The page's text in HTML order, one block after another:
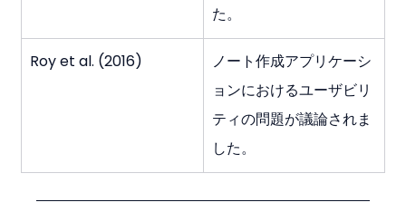
た。
Roy et al. (2016)
ノート作成アプリケーシ
ョンにおけるユーザビリ
ティの問題が議論されま
した。